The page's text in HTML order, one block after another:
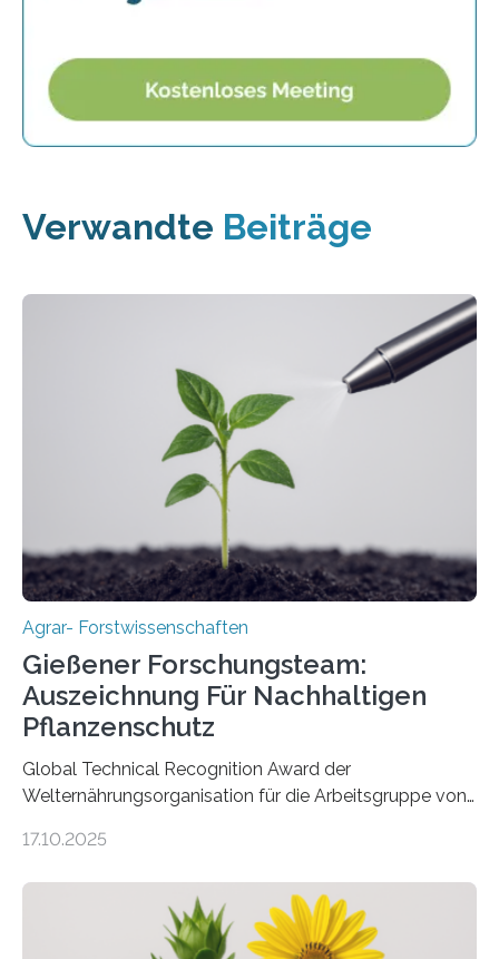
Verwandte Beiträge
Agrar- Forstwissenschaften
Gießener Forschungsteam:
Auszeichnung Für Nachhaltigen
Pflanzenschutz
Global Technical Recognition Award der
Welternährungsorganisation für die Arbeitsgruppe von
Insektenbiotechnologie der JLU Insekten spielen eine
aber Krankheiten übertragen und der Landwirtschaft
und dem Gartenbau erhebliche Schäden zufügen. Es ist
17.10.2025